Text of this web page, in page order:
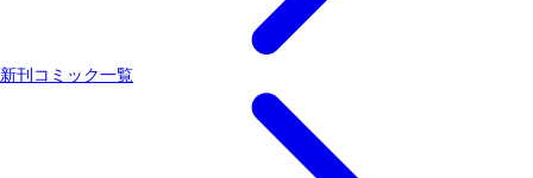
新刊コミック一覧